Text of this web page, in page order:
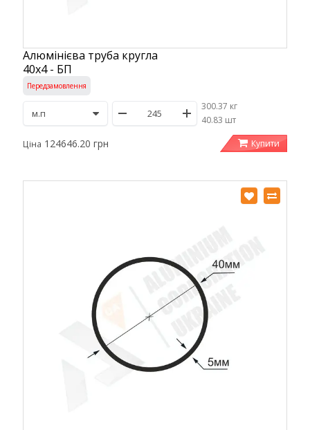
Алюмінієва труба кругла
40х4 - БП
Передзамовлення
300.37 кг
/40.83 шт
Ціна 124646.20 грн Купити